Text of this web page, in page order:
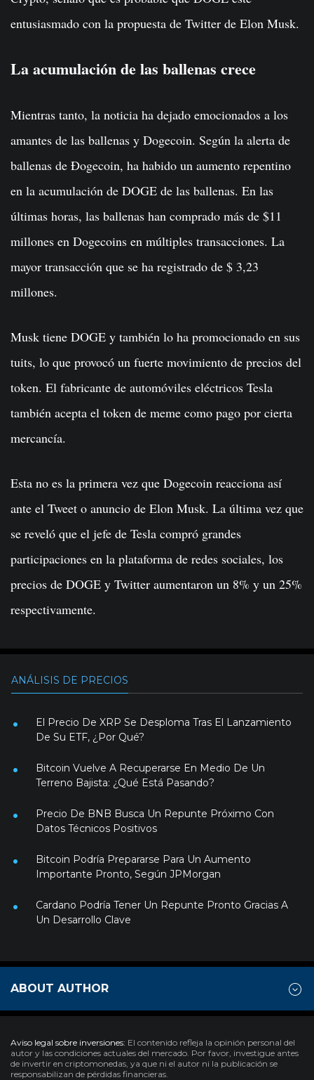
entusiasmado con la propuesta de Twitter de Elon Musk.
La acumulación de las ballenas crece
Mientras tanto, la noticia ha dejado emocionados a los
amantes de las ballenas y Dogecoin. Según la alerta de
ballenas de Ðogecoin, ha habido un aumento repentino
en la acumulación de DOGE de las ballenas. En las
últimas horas, las ballenas han comprado más de $11
millones en Dogecoins en múltiples transacciones. La
mayor transacción que se ha registrado de $ 3,23
millones.
Musk tiene DOGE y también lo ha promocionado en sus
tuits, lo que provocó un fuerte movimiento de precios del
token. El fabricante de automóviles eléctricos Tesla
también acepta el token de meme como pago por cierta
mercancía.
Esta no es la primera vez que Dogecoin reacciona así
ante el Tweet o anuncio de Elon Musk. La última vez que
se reveló que el jefe de Tesla compró grandes
participaciones en la plataforma de redes sociales, los
precios de DOGE y Twitter aumentaron un 8% y un 25%
respectivamente.
ANÁLISIS DE PRECIOS
El Precio De XRP Se Desploma Tras El Lanzamiento
De Su ETF, ¿Por Qué?
Bitcoin Vuelve A Recuperarse En Medio De Un
Terreno Bajista: ¿Qué Está Pasando?
Precio De BNB Busca Un Repunte Próximo Con
Datos Técnicos Positivos
Bitcoin Podría Prepararse Para Un Aumento
Importante Pronto, Según JPMorgan
Cardano Podría Tener Un Repunte Pronto Gracias A
Un Desarrollo Clave
ABOUT AUTHOR
Aviso legal sobre inversiones: El contenido refleja la opinión personal del
autor y las condiciones actuales del mercado. Por favor, investigue antes
de invertir en criptomonedas, ya que ni el autor ni la publicación se
responsabilizan de pérdidas financieras.